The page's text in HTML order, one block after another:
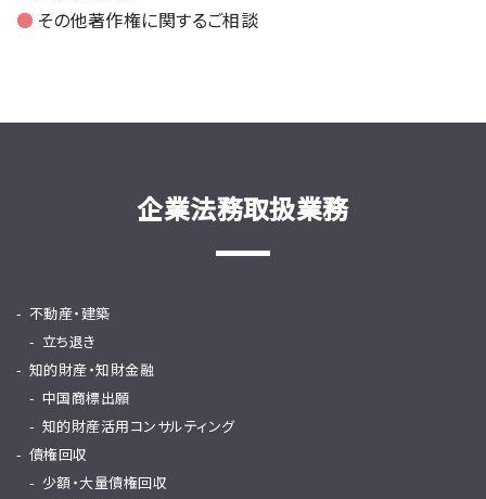
その他著作権に関するご相談
企業法務取扱業務
不動産・建築
立ち退き
知的財産・知財金融
中国商標出願
知的財産活用コンサルティング
債権回収
少額・大量債権回収